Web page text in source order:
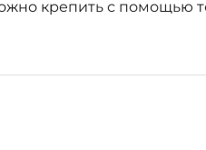
крепить с помощью